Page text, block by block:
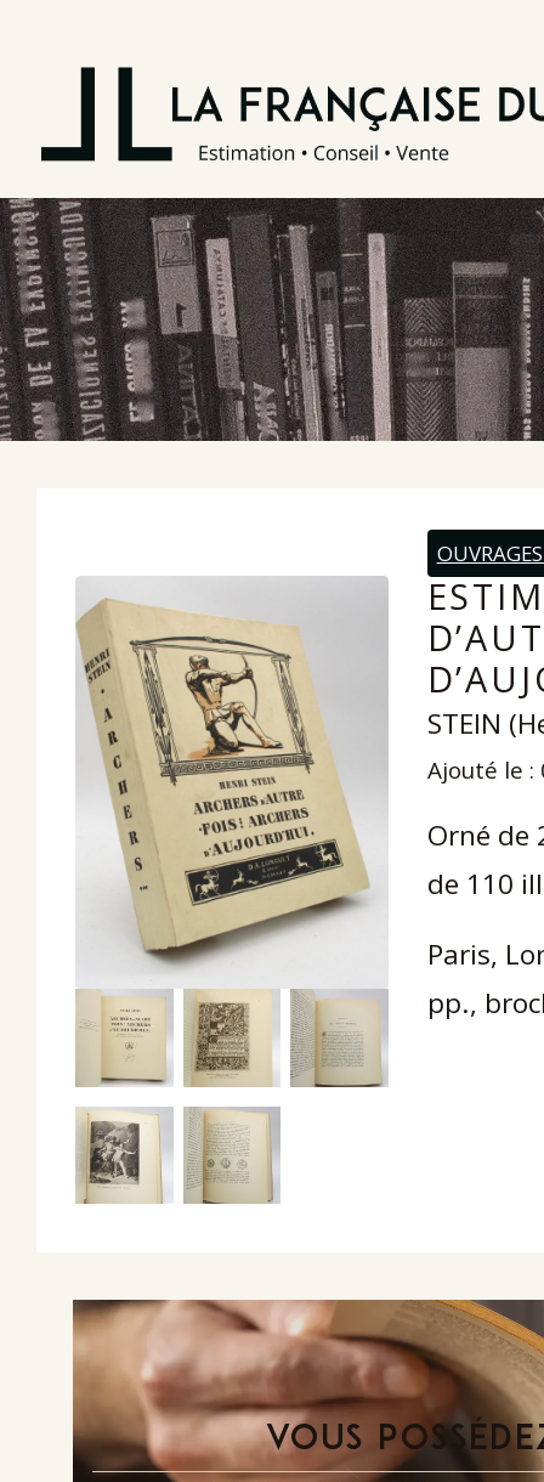
STEIN
Ajouté le :
Orné de
de 110
Paris,
pp.,
VOUS